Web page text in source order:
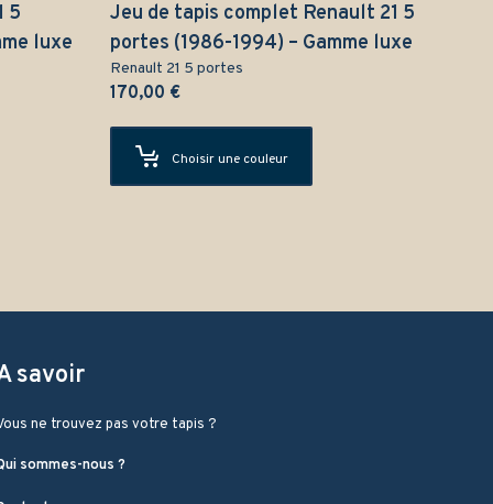
5
luxe
Jeu de tapis complet Renault 21 5
portes (1986-1994) – Gamme luxe
Renault 21 5 portes
170,00 €
Choisir une couleur
savoir
ne trouvez pas votre tapis ?
sommes-nous ?